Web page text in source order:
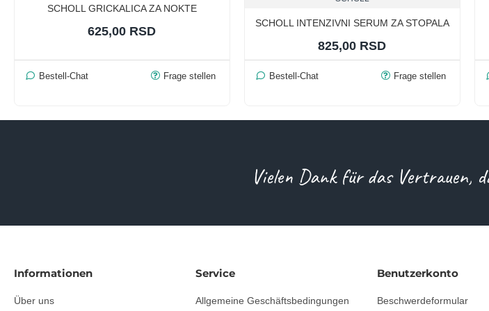
SCHOLL GRICKALICA ZA NOKTE
625,00 RSD
Bestell-Chat Frage stellen
SCHOLL INTENZIVNI SERUM ZA STOPALA
825,00 RSD
Bestell-Chat Frage stellen
Vielen Dank für das Vertrauen,
Informationen
Über uns
Service
Allgemeine Geschäftsbedingungen
Benutzerkonto
Beschwerdeformular